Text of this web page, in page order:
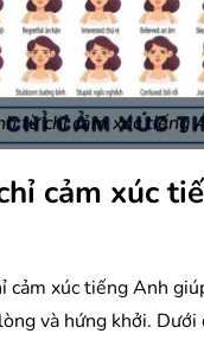
từ chỉ cảm xúc tiếng
cảm xúc
cảm xúc tiếng Anh
và hứng khởi.